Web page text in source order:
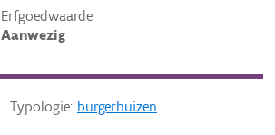
Erfgoedwaarde
Aanwezig
Typologie: burgerhuizen